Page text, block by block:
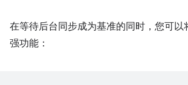
在等待后台同步成为基准的同时，您可以
强功能：